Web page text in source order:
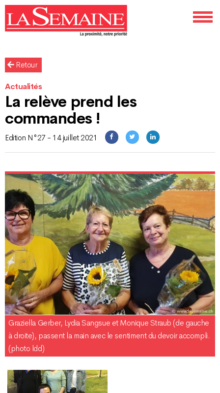
Retour
Actualités
La relève prend les
commandes !
Edition N°27 - 14 juillet 2021
Graziella Gerber, Lydia Sangsue et Monique Straub (de gauche
à droite), passent la main avec le sentiment du devoir accompli.
(photo ldd)